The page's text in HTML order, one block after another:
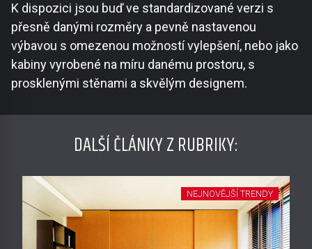
K dispozici jsou buď ve standardizované verzi s
přesně danými rozměry a pevně nastavenou
výbavou s omezenou možností vylepšení, nebo jako
kabiny vyrobené na míru danému prostoru, s
prosklenými stěnami a skvělým designem.
DALŠÍ ČLÁNKY Z RUBRIKY:
NEJNOVĚJŠÍ TRENDY